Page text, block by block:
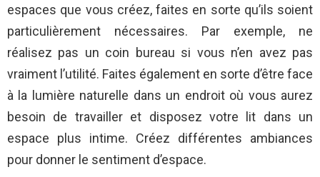
espaces que vous créez, faites en sorte qu’ils soient
particulièrement nécessaires. Par exemple, ne
réalisez pas un coin bureau si vous n’en avez pas
vraiment l’utilité. Faites également en sorte d’être face
à la lumière naturelle dans un endroit où vous aurez
besoin de travailler et disposez votre lit dans un
espace plus intime. Créez différentes ambiances
pour donner le sentiment d’espace.